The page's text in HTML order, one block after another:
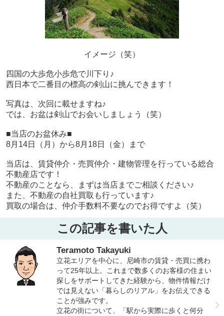
イメージ（笑）
四国の大歩危小歩危で川下り♪
西日本で二番目の標高の剣山に挑んできます！
写真は、次回に載せますね♪
では、お盆は剣山でお会いしましょう（笑）
■当店のお盆休み■
8月14日（月）から8月18日（金）まで
当店は、賃貸仲介・売買仲介・建物管理を行っている総合
不動産店です！
不動産のことなら、まずは当店までご相談ください♪
また、不動産の自社買取も行っています♪
買取の場合は、仲介手数料不要なのでお得ですよ（笑）
この記事を書いた人
Teramoto Takayuki
立花エリアを中心に、尼崎市の賃貸・売買に携わ
って25年以上。これまで数多くのお客様の住まい
探しをサポートしてきた経験から、物件情報だけ
では見えない「暮らしのリアル」をお伝えできる
ことが強みです。
立花の街について、「駅から実際に歩くと何分